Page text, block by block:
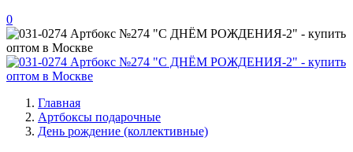
0
Главная
Артбоксы подарочные
День рождение (коллективные)